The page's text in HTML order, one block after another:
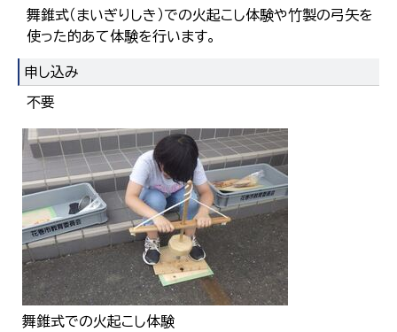
舞錐式（まいぎりしき）での火起こし体験や竹製の弓矢を
使った的あて体験を行います。
申し込み
不要
舞錐式での火起こし体験